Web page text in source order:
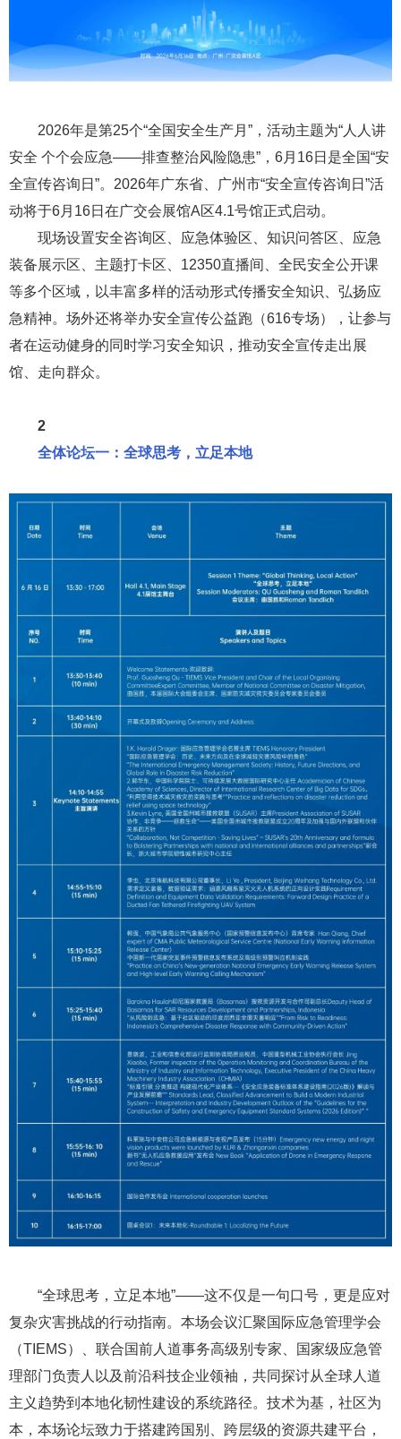
2026年是第25个“全国安全生产月”，活动主题为“人人讲
安全 个个会应急——排查整治风险隐患”，6月16日是全国“安
全宣传咨询日”。2026年广东省、广州市“安全宣传咨询日”活
动将于6月16日在广交会展馆A区4.1号馆正式启动。
现场设置安全咨询区、应急体验区、知识问答区、应急
装备展示区、主题打卡区、12350直播间、全民安全公开课
等多个区域，以丰富多样的活动形式传播安全知识、弘扬应
急精神。场外还将举办安全宣传公益跑（616专场），让参与
者在运动健身的同时学习安全知识，推动安全宣传走出展
馆、走向群众。
2
全体论坛一：全球思考，立足本地
“全球思考，立足本地”——这不仅是一句口号，更是应对
复杂灾害挑战的行动指南。本场会议汇聚国际应急管理学会
（TIEMS）、联合国前人道事务高级别专家、国家级应急管
理部门负责人以及前沿科技企业领袖，共同探讨从全球人道
主义趋势到本地化韧性建设的系统路径。技术为基，社区为
本，本场论坛致力于搭建跨国别、跨层级的资源共建平台，